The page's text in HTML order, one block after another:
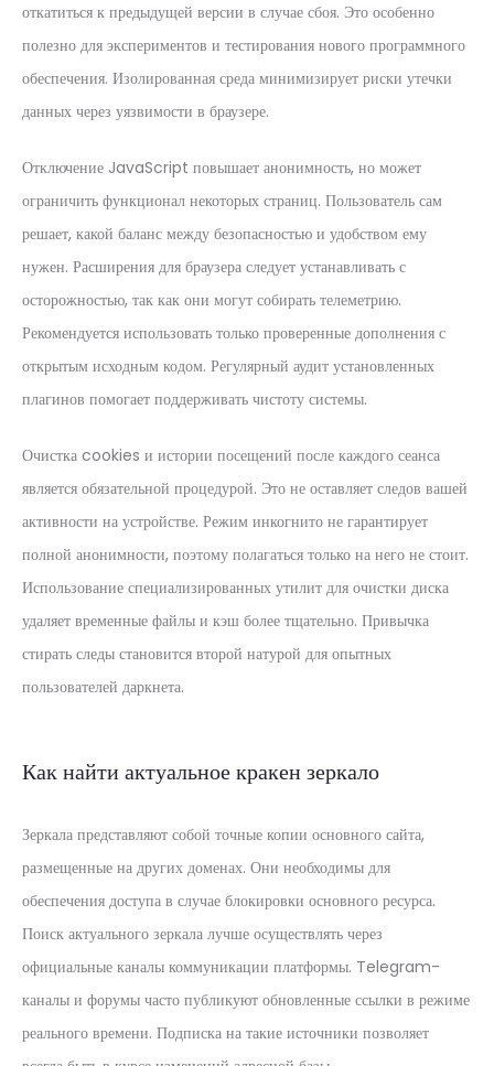
откатиться к предыдущей версии в случае сбоя. Это особенно
полезно для экспериментов и тестирования нового программного
обеспечения. Изолированная среда минимизирует риски утечки
данных через уязвимости в браузере.
Отключение JavaScript повышает анонимность, но может
ограничить функционал некоторых страниц. Пользователь сам
решает, какой баланс между безопасностью и удобством ему
нужен. Расширения для браузера следует устанавливать с
осторожностью, так как они могут собирать телеметрию.
Рекомендуется использовать только проверенные дополнения с
открытым исходным кодом. Регулярный аудит установленных
плагинов помогает поддерживать чистоту системы.
Очистка cookies и истории посещений после каждого сеанса
является обязательной процедурой. Это не оставляет следов вашей
активности на устройстве. Режим инкогнито не гарантирует
полной анонимности, поэтому полагаться только на него не стоит.
Использование специализированных утилит для очистки диска
удаляет временные файлы и кэш более тщательно. Привычка
стирать следы становится второй натурой для опытных
пользователей даркнета.
Как найти актуальное кракен зеркало
Зеркала представляют собой точные копии основного сайта,
размещенные на других доменах. Они необходимы для
обеспечения доступа в случае блокировки основного ресурса.
Поиск актуального зеркала лучше осуществлять через
официальные каналы коммуникации платформы. Telegram-
каналы и форумы часто публикуют обновленные ссылки в режиме
реального времени. Подписка на такие источники позволяет